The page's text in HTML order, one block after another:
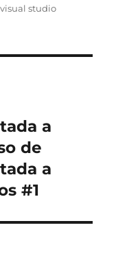
visual studio
a
de
a
#1